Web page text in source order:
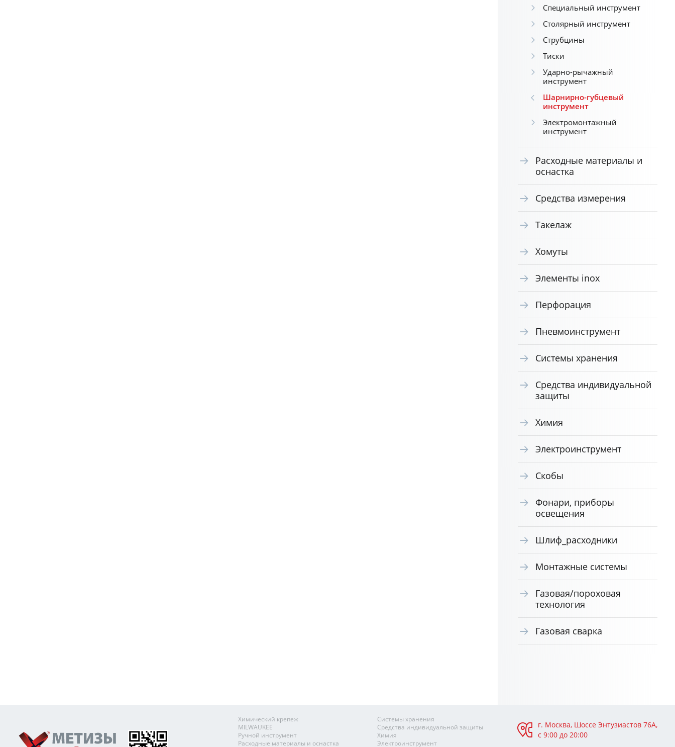
Специальный инструмент
Столярный инструмент
Струбцины
Тиски
Ударно-рычажный
инструмент
Шарнирно-губцевый
инструмент
Электромонтажный
инструмент
Расходные материалы и
оснастка
Средства измерения
Такелаж
Хомуты
Элементы inox
Перфорация
Пневмоинструмент
Системы хранения
Средства индивидуальной
защиты
Химия
Электроинструмент
Скобы
Фонари, приборы
освещения
Шлиф_расходники
Монтажные системы
Газовая/пороховая
технология
Газовая сварка
Химический крепеж
MILWAUKEE
Ручной инструмент
Расходные материалы и оснастка
Системы хранения
Средства индивидуальной защиты
Химия
Электроинструмент
г. Москва, Шоссе Энтузиастов 76А,
с 9:00 до 20:00